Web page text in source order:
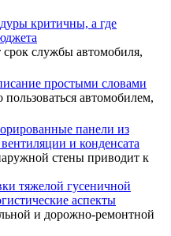
критичны, а где
службы автомобиля,
простыми словами
пользоваться автомобилем,
панели из
и конденсата
стены приводит к
тяжелой гусеничной
аспекты
и дорожно-ремонтной